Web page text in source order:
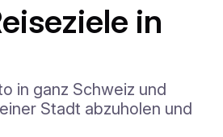
in
in ganz Schweiz und
Stadt abzuholen und